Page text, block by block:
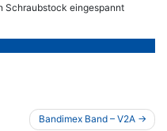
Schraubstock eingespannt
Bandimex Band – V2A